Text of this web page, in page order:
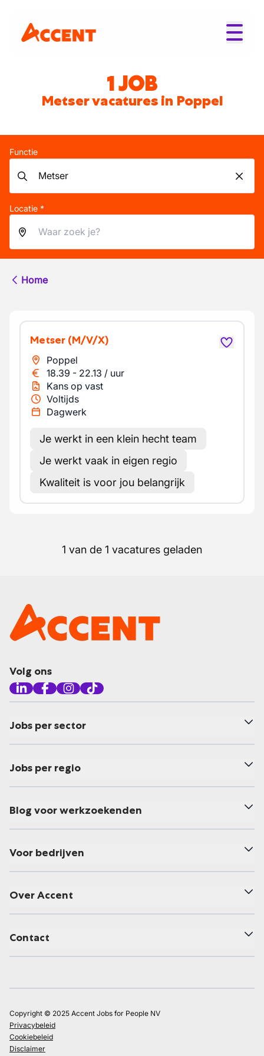
1 JOB
Metser vacatures in Poppel
Functie
Locatie *
Home
Metser (M/V/X)
Poppel
18.39 - 22.13 / uur
Kans op vast
Voltijds
Dagwerk
Je werkt in een klein hecht team
Je werkt vaak in eigen regio
Kwaliteit is voor jou belangrijk
1 van de 1 vacatures geladen
Volg ons
Jobs per sector
Jobs per regio
Blog voor werkzoekenden
Voor bedrijven
Over Accent
Contact
Copyright © 2025 Accent Jobs for People NV
Privacybeleid
Cookiebeleid
Disclaimer